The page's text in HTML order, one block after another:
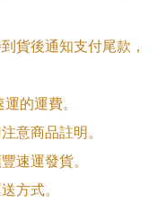
貨後通知支付尾款，
的運費。
意商品註明。
速運發貨。
方式。